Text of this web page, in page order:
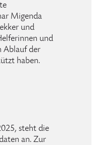
Migenda
und
und
Ablauf der
haben.
steht die
an. Zur